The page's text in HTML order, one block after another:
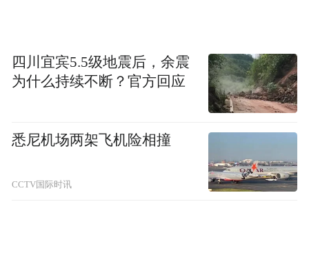
by the user of Dafeng Hao, which is a social media
platform and merely provides information storage
space services.”
四川宜宾5.5级地震后，余震
为什么持续不断？官方回应
悉尼机场两架飞机险相撞
CCTV国际时讯